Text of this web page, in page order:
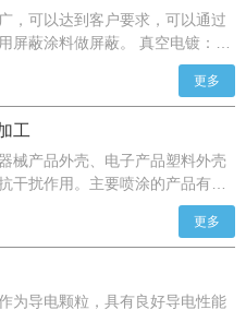
，可以达到客户要求，可以通过
做屏蔽。 真空电镀：导
体等地方无法电镀，因此达不到
更多
工
械产品外壳、电子产品塑料外壳
干扰作用。主要喷涂的产品有银
况下控制在1-4欧姆以下，附着力
烘烤型银铜导电漆，硬度可达到
更多
为导电颗粒，具有良好导电性能